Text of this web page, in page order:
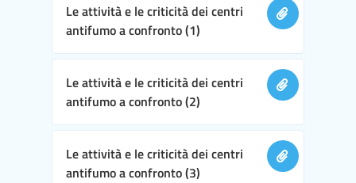
Le attività e le criticità dei centri
antifumo a confronto (1)
Le attività e le criticità dei centri
antifumo a confronto (2)
Le attività e le criticità dei centri
antifumo a confronto (3)